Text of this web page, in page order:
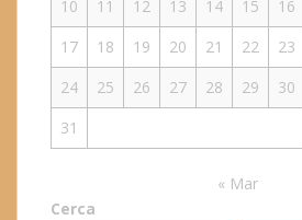
10 11 12 13 14 15
16
17
18 19 20 21 22
23
24
25 26 27 28 29
30
31
« Mar
Cerca